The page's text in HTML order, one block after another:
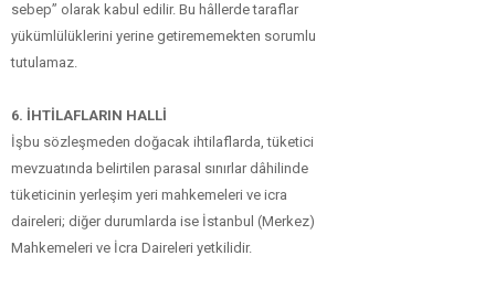
sebep” olarak kabul edilir. Bu hâllerde taraflar
yükümlülüklerini yerine getirememekten sorumlu
tutulamaz.
6. İHTİLAFLARIN HALLİ
İşbu sözleşmeden doğacak ihtilaflarda, tüketici
mevzuatında belirtilen parasal sınırlar dâhilinde
tüketicinin yerleşim yeri mahkemeleri ve icra
daireleri; diğer durumlarda ise İstanbul (Merkez)
Mahkemeleri ve İcra Daireleri yetkilidir.